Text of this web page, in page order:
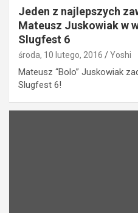
Jeden z najlepszych
Mateusz Juskowiak w
Slugfest 6
środa, 10 lutego, 2016 Yoshi
Mateusz “Bolo” Juskowiak
Slugfest 6!